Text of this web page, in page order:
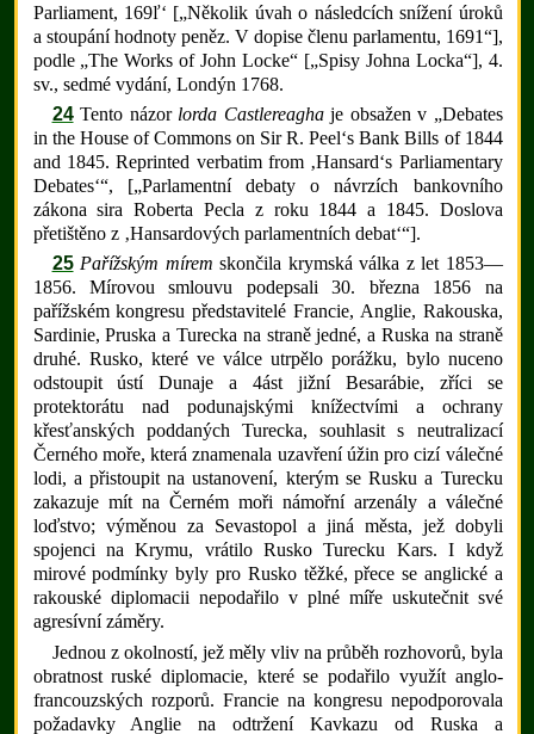
Parliament, 169ľ‘ [„Několik úvah o následcích snížení úroků
a stoupání hodnoty peněz. V dopise členu parlamentu, 1691“],
podle „The Works of John Locke“ [„Spisy Johna Locka“], 4.
sv., sedmé vydání, Londýn 1768.
24Tento názor lorda Castlereaghaje obsažen v „Debates
in the House of Commons on Sir R. Peel‘s Bank Bills of 1844
and 1845. Reprinted verbatim from ‚Hansard‘s Parliamentary
Debates‘“, [„Parlamentní debaty o návrzích bankovního
zákona sira Roberta Pecla z roku 1844 a 1845. Doslova
přetištěno z ‚Hansardových parlamentních debatʻ“].
25 Pařížským mírem skončila krymská válka z let 1853—
1856. Mírovou smlouvu podepsali 30. března 1856 na
pařížském kongresu představitelé Francie, Anglie, Rakouska,
Sardinie, Pruska a Turecka na straně jedné, a Ruska na straně
druhé. Rusko, které ve válce utrpělo porážku, bylo nuceno
odstoupit ústí Dunaje a 4ást jižní Besarábie, zříci se
protektorátu nad podunajskými knížectvími a ochrany
křesťanských poddaných Turecka, souhlasit s neutralizací
Černého moře, která znamenala uzavření úžin pro cizí válečné
lodi, a přistoupit na ustanovení, kterým se Rusku a Turecku
zakazuje mít na Černém moři námořní arzenály a válečné
loďstvo; výměnou za Sevastopol a jiná města, jež dobyli
spojenci na Krymu, vrátilo Rusko Turecku Kars. I když
mirové podmínky byly pro Rusko těžké, přece se anglické a
rakouské diplomacii nepodařilo v plné míře uskutečnit své
agresívní záměry.
Jednou z okolností, jež měly vliv na průběh rozhovorů, byla
obratnost ruské diplomacie, které se podařilo využít anglo-
francouzských rozporů. Francie na kongresu nepodporovala
požadavky Anglie na odtržení Kavkazu od Ruska a